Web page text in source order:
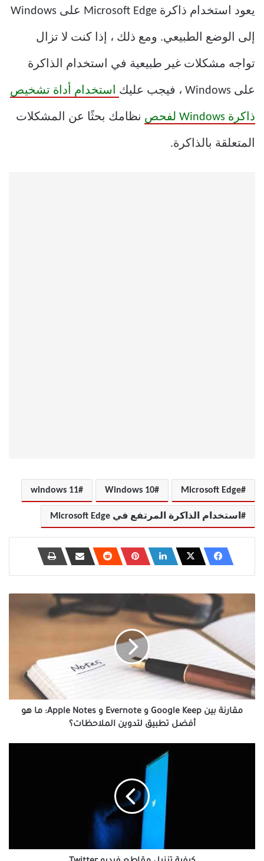
يعود استخدام ذاكرة Microsoft Edge على Windows
إلى الوضع الطبيعي. ومع ذلك ، إذا كنت لا تزال
تواجه مشكلات غير طبيعية في استخدام الذاكرة
على Windows ، فيجب عليك استخدام أداة تشخيص
ذاكرة Windows لفحص نظامك بحثًا عن المشكلات
المتعلقة بالذاكرة.
Microsoft Edge
Windows 10
windows 11
استخدام الذاكرة المرتفع في Microsoft Edge
بين
Evernote
و
Apple
Notes:
مقارنة بين Google Keep و Evernote و Apple Notes: ما هو
أفضل تطبيق لتدوين الملاحظات؟